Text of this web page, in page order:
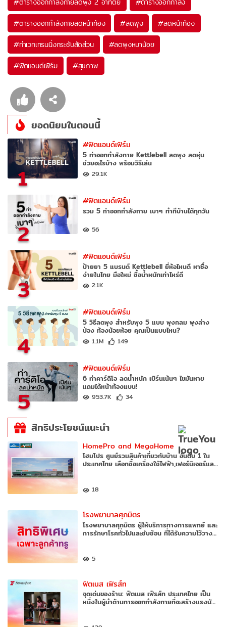
#ตารางออกกำลังกายลดหน้าท้อง #ลดพุง #ลดหน้าท้อง
#ท่าเวทเทรนนิ่งกระชับสัดส่วน #ลดพุงหมาน้อย
#ฟิตแอนด์เฟิร์ม #สุขภาพ
ยอดนิยมในตอนนี้
1
#ฟิตแอนด์เฟิร์ม
5 ท่าออกกําลังกาย Kettlebell ลดพุง ลดหุ่น
ช่วยอะไรบ้าง พร้อมวิธีเล่น
29.1K
2
#ฟิตแอนด์เฟิร์ม
รวม 5 ท่าออกกำลังกาย เบาๆ ทำที่บ้านได้ทุกวัน
56
3
#ฟิตแอนด์เฟิร์ม
ป้ายยา 5 แบรนด์ Kettlebell ยี่ห้อไหนดี หาซื้อ
ง่ายในไทย มือใหม่ ซื้อน้ำหนักเท่าไหร่ดี
2.1K
4
#ฟิตแอนด์เฟิร์ม
5 วิธีลดพุง สำหรับพุง 5 แบบ พุงกลม พุงล่าง
ป่อง ท้องน้อยห้อย คุณเป็นแบบไหน?
1.1M 149
5
#ฟิตแอนด์เฟิร์ม
6 ท่าคาร์ดิโอ ลดน้ำหนัก เบิร์นเน้นๆ ไขมันหาย
แถมได้หน้าท้องแบน!
953.7K 34
สิทธิประโยชน์แนะนำ
HomePro and MegaHome
โฮมโปร ศูนย์รวมสินค้าเกี่ยวกับบ้าน อันดับ 1 ใน
ประเทศไทย เลือกซื้อเครื่องใช้ไฟฟ้า,เฟอร์นิเจอร์แล…
18
โรงพยาบาลศุภมิตร
โรงพยาบาลศุภมิตร ผู้ให้บริการทางการแพทย์ และ
การรักษาโรคทั่วไปและซับซ้อน ที่ได้รับความไว้วาง…
5
ฟิตเนส เฟิรส์ท
จุดเด่นของร้าน: ฟิตเนส เฟิรส์ท ประเทศไทย เป็น
หนึ่งในผู้นำด้านการออกกำลังกายที่จะสร้างแรงบั…